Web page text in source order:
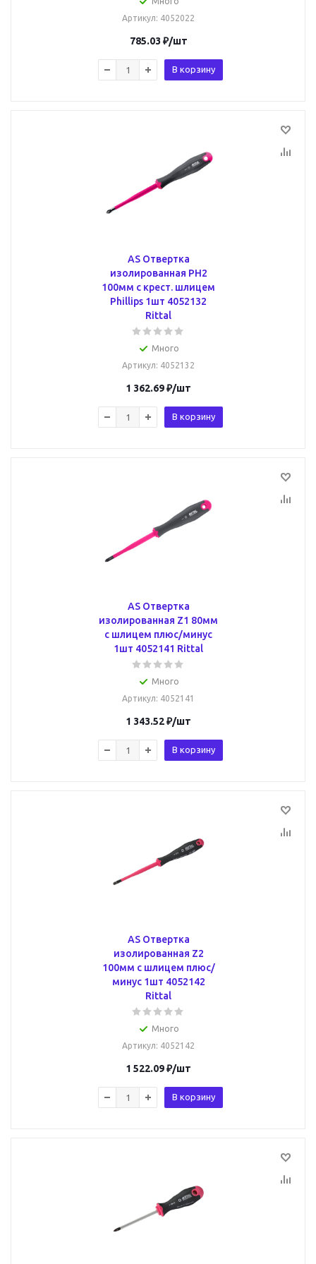
Артикул: 4052022
785.03 ₽/шт
В корзину
AS Отвертка
изолированная PH2
100мм с крест. шлицем
Phillips 1шт 4052132
Rittal
Много
Артикул: 4052132
1 362.69₽/шт
В корзину
AS Отвертка
изолированная Z1 80мм
с шлицем плюс/минус
1шт 4052141 Rittal
Много
Артикул: 4052141
1 343.52₽/шт
В корзину
AS Отвертка
изолированная Z2
100мм с шлицем плюс/
минус 1шт 4052142
Rittal
Много
Артикул: 4052142
1 522.09₽/шт
В корзину